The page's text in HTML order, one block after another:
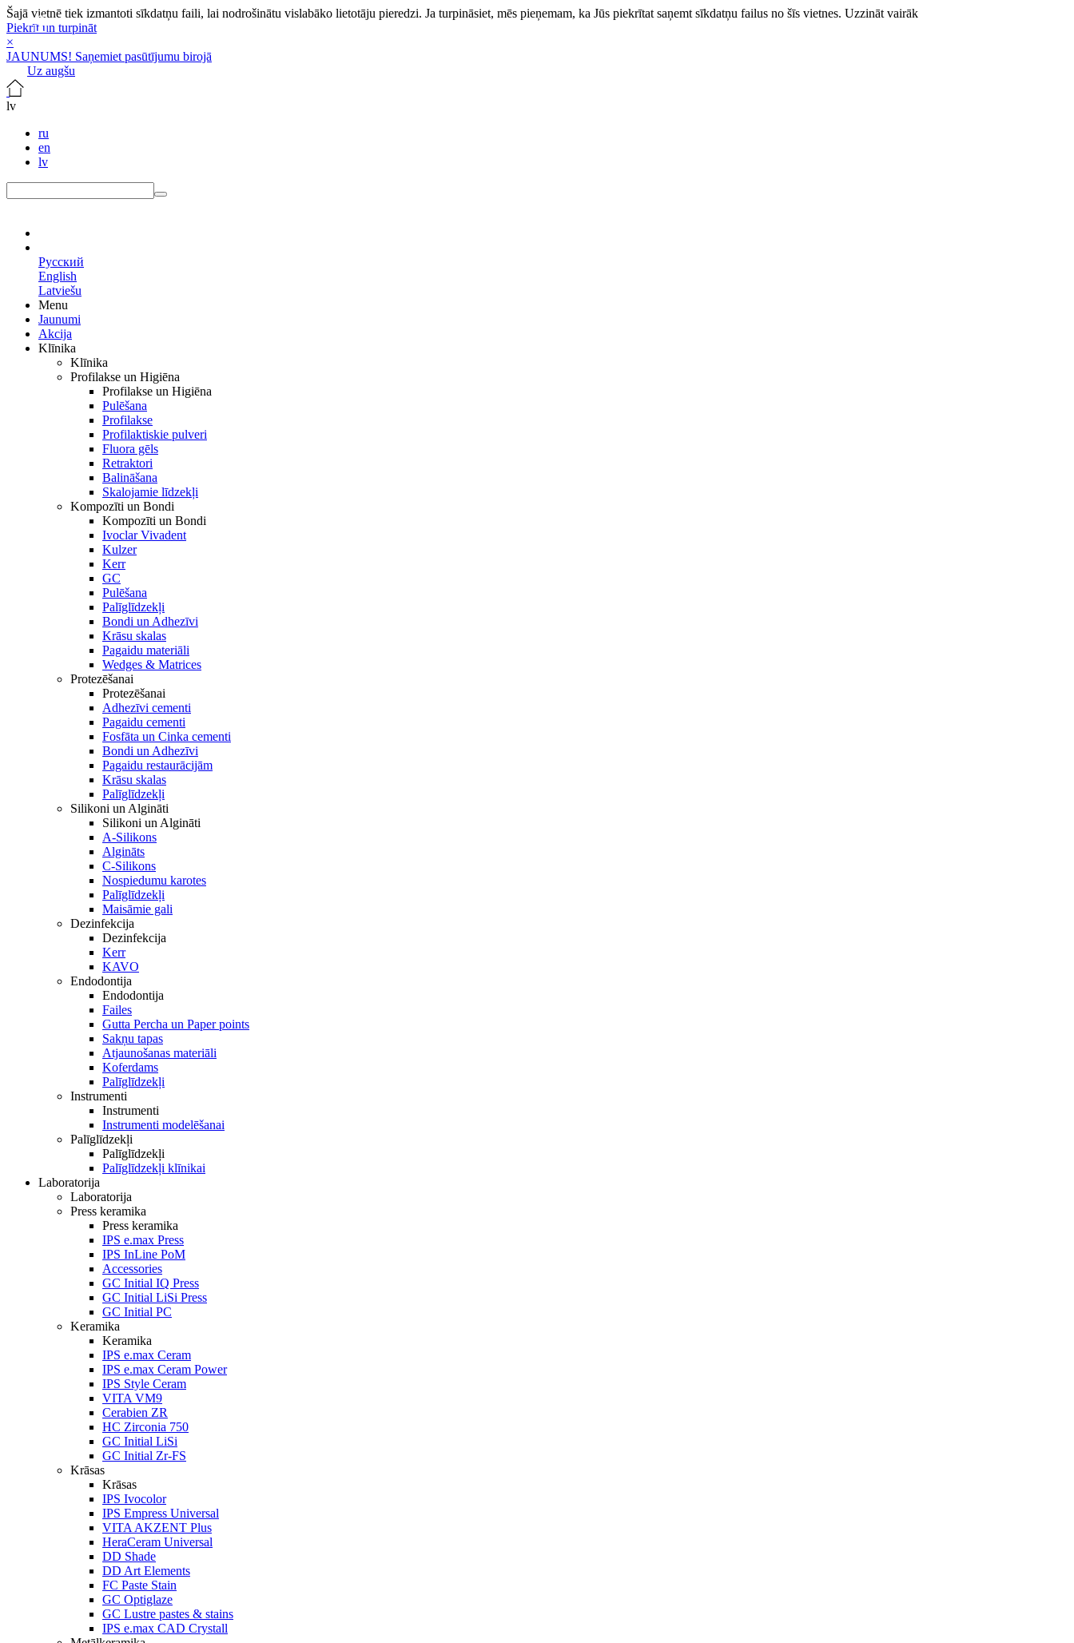
Šajā vietnē tiek izmantoti sīkdatņu faili, lai nodrošinātu vislabāko lietotāju pieredzi. Ja turpināsiet, mēs pieņemam, ka Jūs piekrītat saņemt sīkdatņu failus no šīs vietnes. Uzzināt vairāk
Piekrīt un turpināt
×
JAUNUMS! Saņemiet pasūtījumu birojā
Uz augšu
lv
ru
en
lv
Русский
English
Latviešu
Menu
Jaunumi
Akcija
Klīnika
Klīnika
Profilakse un Higiēna
Profilakse un Higiēna
Pulēšana
Profilakse
Profilaktiskie pulveri
Fluora gēls
Retraktori
Balināšana
Skalojamie līdzekļi
Kompozīti un Bondi
Kompozīti un Bondi
Ivoclar Vivadent
Kulzer
Kerr
GC
Pulēšana
Palīglīdzekļi
Bondi un Adhezīvi
Krāsu skalas
Pagaidu materiāli
Wedges & Matrices
Protezēšanai
Protezēšanai
Adhezīvi cementi
Pagaidu cementi
Fosfāta un Cinka cementi
Bondi un Adhezīvi
Pagaidu restaurācijām
Krāsu skalas
Palīglīdzekļi
Silikoni un Algināti
Silikoni un Algināti
A-Silikons
Algināts
C-Silikons
Nospiedumu karotes
Palīglīdzekļi
Maisāmie gali
Dezinfekcija
Dezinfekcija
Kerr
KAVO
Endodontija
Endodontija
Failes
Gutta Percha un Paper points
Sakņu tapas
Atjaunošanas materiāli
Koferdams
Palīglīdzekļi
Instrumenti
Instrumenti
Instrumenti modelēšanai
Palīglīdzekļi
Palīglīdzekļi
Palīglīdzekļi klīnikai
Laboratorija
Laboratorija
Press keramika
Press keramika
IPS e.max Press
IPS InLine PoM
Accessories
GC Initial IQ Press
GC Initial LiSi Press
GC Initial PC
Keramika
Keramika
IPS e.max Ceram
IPS e.max Ceram Power
IPS Style Ceram
VITA VM9
Cerabien ZR
HC Zirconia 750
GC Initial LiSi
GC Initial Zr-FS
Krāsas
Krāsas
IPS Ivocolor
IPS Empress Universal
VITA AKZENT Plus
HeraCeram Universal
DD Shade
DD Art Elements
FC Paste Stain
GC Optiglaze
GC Lustre pastes & stains
IPS e.max CAD Crystall